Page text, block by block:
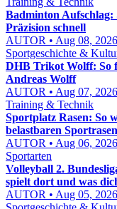
Badminton Aufschlag:
Präzision schnell
AUTOR • Aug 08, 2026
Sportgeschichte &
DHB Trikot Wolff: So
Andreas Wolff
AUTOR • Aug 07, 2026
Training & Technik
Sportplatz Rasen: So
belastbaren Sportrasen
AUTOR • Aug 06, 2026
Sportarten
Volleyball 2.
spielt dort und was
AUTOR • Aug 05, 2026